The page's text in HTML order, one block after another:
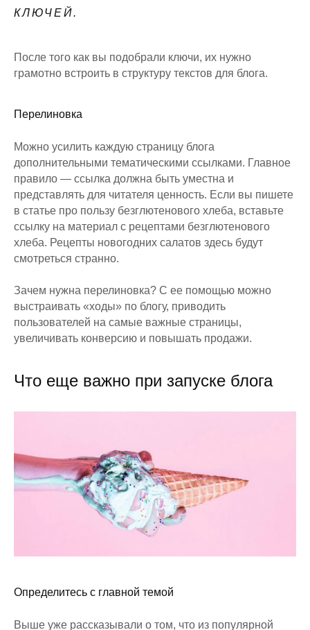
КЛЮЧЕЙ.
После того как вы подобрали ключи, их нужно
грамотно встроить в структуру текстов для блога.
Перелиновка
Можно усилить каждую страницу блога
дополнительными тематическими ссылками. Главное
правило — ссылка должна быть уместна и
представлять для читателя ценность. Если вы пишете
в статье про пользу безглютенового хлеба, вставьте
ссылку на материал с рецептами безглютенового
хлеба. Рецепты новогодних салатов здесь будут
смотреться странно.
Зачем нужна перелиновка? С ее помощью можно
выстраивать «ходы» по блогу, приводить
пользователей на самые важные страницы,
увеличивать конверсию и повышать продажи.
Что еще важно при запуске блога
Определитесь с главной темой
Выше уже рассказывали о том, что из популярной